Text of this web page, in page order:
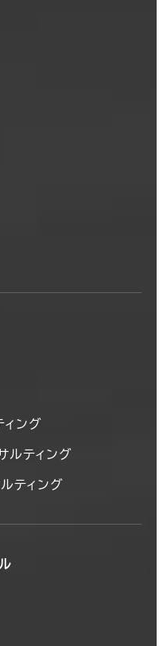
ング
ルティング
ティング